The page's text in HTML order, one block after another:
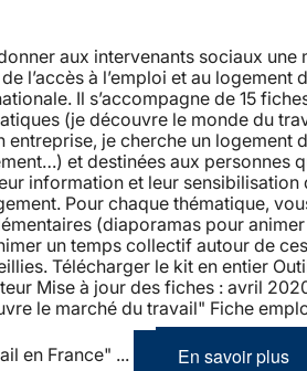
aux intervenants sociaux une
l’accès à l’emploi et au logement
Il s’accompagne de 15
(je découvre le monde du
entreprise, je cherche un logement
et destinées aux personnes
information et leur sensibilisation
Pour chaque thématique,
(diaporamas pour
un temps collectif autour de
Télécharger le kit en entier
Mise à jour des fiches : avril
le marché du travail" Fiche
en France" ... En savoir plus